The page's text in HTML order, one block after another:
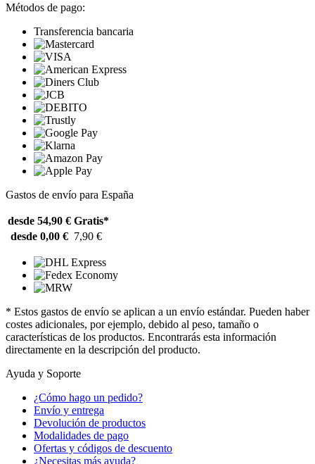
Métodos de pago:
Transferencia bancaria
Gastos de envío para España
desde 54,90 € Gratis*
desde 0,00 € 7,90 €
* Estos gastos de envío se aplican a un envío estándar. Pueden haber
costes adicionales, por ejemplo, debido al peso, tamaño o
características de los productos. Encontrarás esta información
directamente en la descripción del producto.
Ayuda y Soporte
¿Cómo hago un pedido?
Envío y entrega
Devolución de productos
Modalidades de pago
Ofertas y códigos de descuento
¿Necesitas más ayuda?